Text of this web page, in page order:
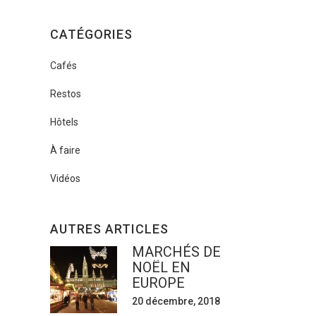
CATÉGORIES
Cafés
Restos
Hôtels
À faire
Vidéos
AUTRES ARTICLES
MARCHÉS DE
NOËL EN
EUROPE
20 décembre, 2018